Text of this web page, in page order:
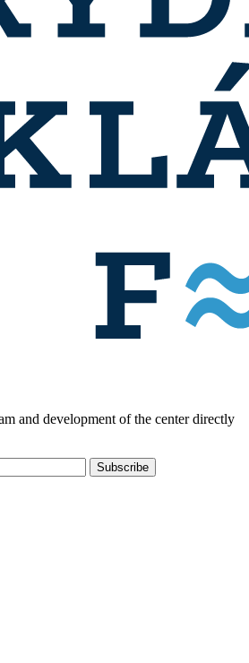
and development of the center directly
Subscribe